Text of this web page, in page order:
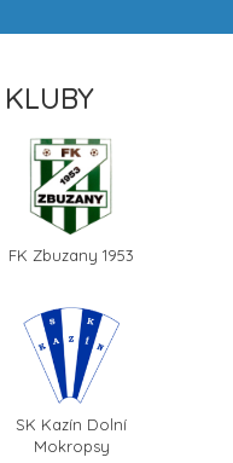
FK Zbuzany 1953
SK Kazín Dolní
Mokropsy